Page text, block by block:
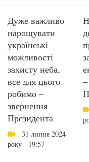
Дуже важливо
нарощувати
українські
можливості
захисту неба,
все для цього
робимо –
звернення
Президента
31 липня 2024
року - 19:57